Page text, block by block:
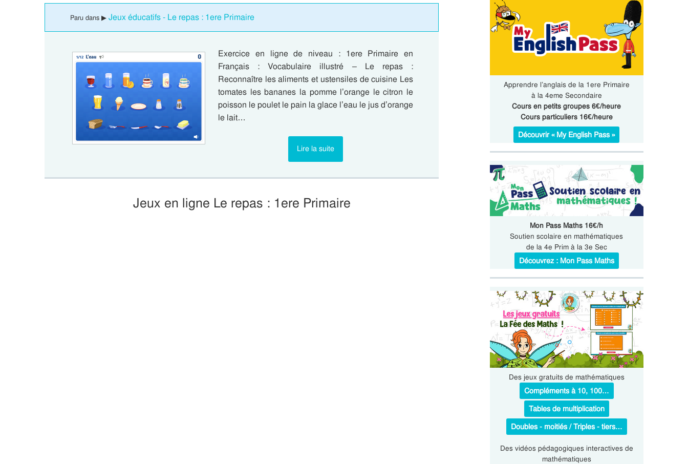
Paru dans ▶ Jeux éducatifs - Le repas : 1ere Primaire
Exercice en ligne de niveau : 1ere Primaire en
Français : Vocabulaire illustré – Le repas :
Reconnaître les aliments et ustensiles de cuisine Les
tomates les bananes la pomme l’orange le citron le
poisson le poulet le pain la glace l’eau le jus d’orange
le lait…
Lire la suite
Jeux en ligne Le repas : 1ere Primaire
Apprendre l’anglais de la 1ere Primaire
à la 4eme Secondaire
Cours en petits groupes 6€/heure
Cours particuliers 16€/heure
Découvrir « My English Pass »
Mon Pass Maths 16€/h
Soutien scolaire en mathématiques
de la 4e Prim à la 3e Sec
Découvrez : Mon Pass Maths
Des jeux gratuits de mathématiques
Compléments à 10, 100…
Tables de multiplication
Doubles - moitiés / Triples - tiers…
Des vidéos pédagogiques interactives de
mathématiques